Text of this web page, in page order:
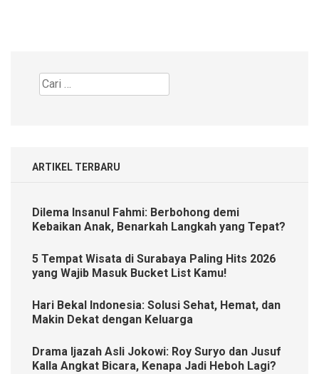
Cari
untuk:
ARTIKEL TERBARU
Dilema Insanul Fahmi: Berbohong demi
Kebaikan Anak, Benarkah Langkah yang Tepat?
5 Tempat Wisata di Surabaya Paling Hits 2026
yang Wajib Masuk Bucket List Kamu!
Hari Bekal Indonesia: Solusi Sehat, Hemat, dan
Makin Dekat dengan Keluarga
Drama Ijazah Asli Jokowi: Roy Suryo dan Jusuf
Kalla Angkat Bicara, Kenapa Jadi Heboh Lagi?